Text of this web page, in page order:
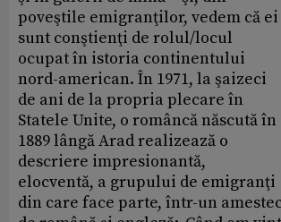
poveştile emigranţilor, vedem că ei
sunt conştienţi de rolul/locul
ocupat în istoria continentului
nord-american. În 1971, la şaizeci
de ani de la propria plecare în
Statele Unite, o româncă născută în
1889 lângă Arad realizează o
descriere impresionantă,
elocventă, a grupului de emigranţi
din care face parte, într-un